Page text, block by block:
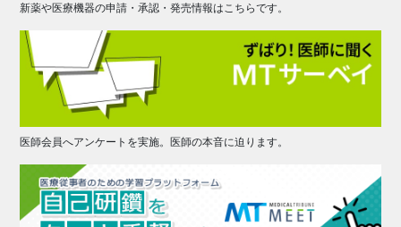
新薬や医療機器の申請・承認・発売情報はこちらです。
医師会員へアンケートを実施。医師の本音に迫ります。